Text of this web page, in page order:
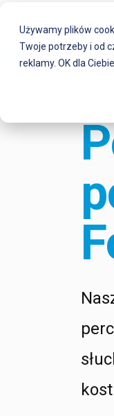
Używamy plików
Twoje potrzeby i od
reklamy. OK dla